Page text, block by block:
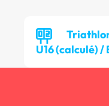
U16 (calculé) /